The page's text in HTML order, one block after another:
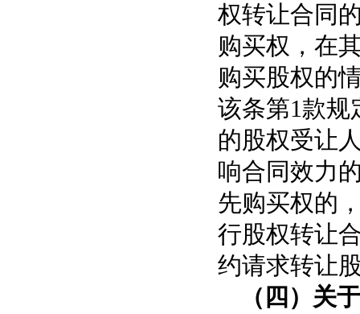
权转让合同
购买权，在
购买股权的
该条第1款规
的股权受让
响合同效力
先购买权的
行股权转让
约请求转让
（四）关